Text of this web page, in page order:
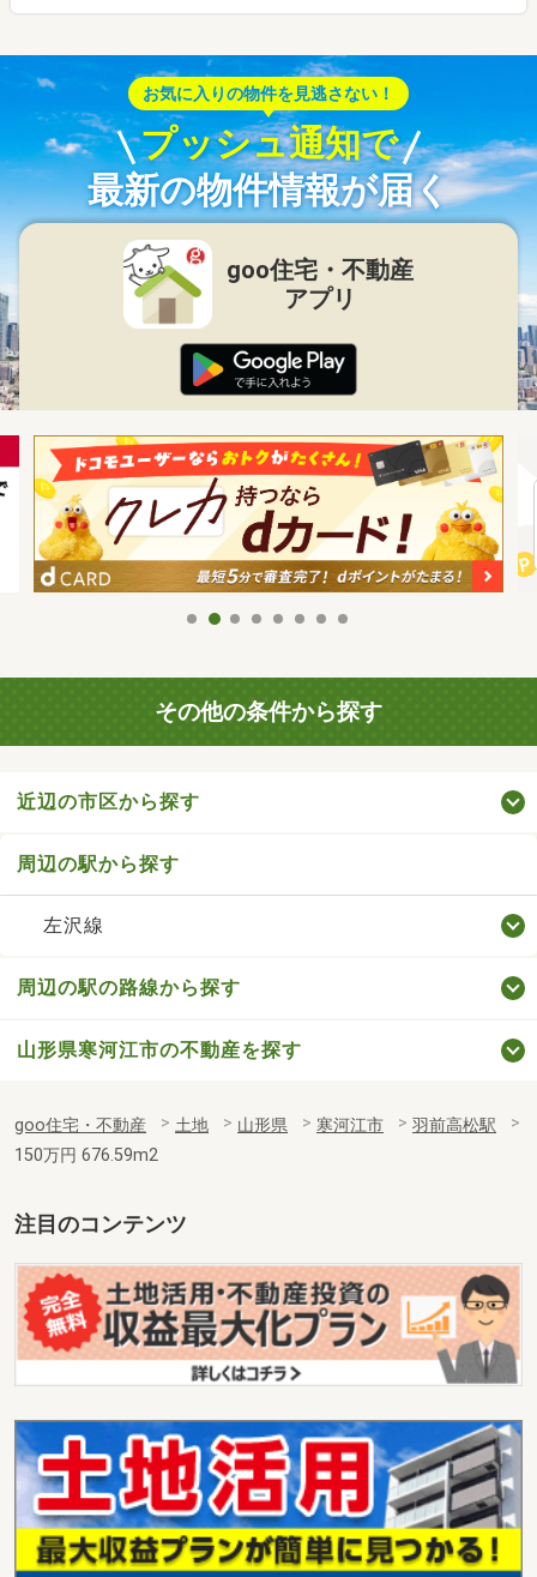
お気に入りの物件を見逃さない！
プッシュ通知で
最新の物件情報が届く
goo住宅・不動産
アプリ
その他の条件から探す
近辺の市区から探す
周辺の駅から探す
左沢線
周辺の駅の路線から探す
山形県寒河江市の不動産を探す
goo住宅・不動産 土地 山形県 寒河江市
羽前高松駅
150万円 676.59m2
注目のコンテンツ